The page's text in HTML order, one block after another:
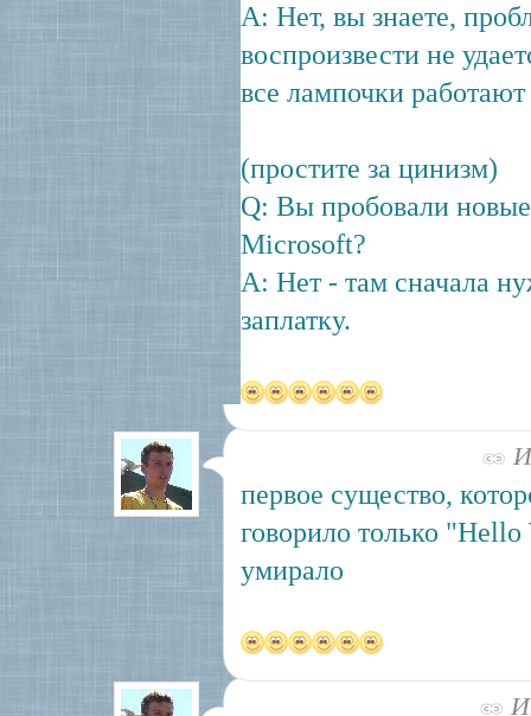
A: Нет, вы знаете,
воспроизвести не
все лампочки
(простите за цинизм)
Q: Вы пробовали новые
Microsoft?
A: Нет - там сначала
заплатку.
первое существо,
говорило только
умирало